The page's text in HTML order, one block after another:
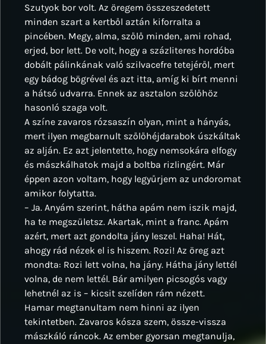
Szutyok bor volt. Az öregem összeszedetett
minden szart a kertből aztán kiforralta a
pincében. Megy, alma, szőlő minden, ami rohad,
erjed, bor lett. De volt, hogy a százliteres hordóba
dobált pálinkának való szilvacefre tetejéről, mert
egy bádog bögrével és azt itta, amíg ki bírt menni
a hátsó udvarra. Ennek az asztalon szőlőhöz
hasonló szaga volt.
A színe zavaros rózsaszín olyan, mint a hányás,
mert ilyen megbarnult szőlőhéjdarabok úszkáltak
az alján. Ez azt jelentette, hogy nemsokára elfogy
és mászkálhatok majd a boltba rizlingért. Már
éppen azon voltam, hogy legyűrjem az undoromat
amikor folytatta.
– Ja. Anyám szerint, hátha apám nem iszik majd,
ha te megszületsz. Akartak, mint a franc. Apám
azért, mert azt gondolta jány leszel. Haha! Hát,
ahogy rád nézek el is hiszem. Rozi! Az öreg azt
mondta: Rozi lett volna, ha jány. Hátha jány lettél
volna, de nem lettél. Bár amilyen picsogós vagy
lehetnél az is – kicsit szelíden rám nézett.
Hamar megtanultam nem hinni az ilyen
tekintetben. Zavaros kósza szem, össze-vissza
mászkáló ráncok. Az ember gyorsan megtanulja,